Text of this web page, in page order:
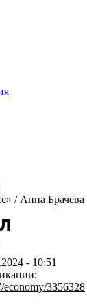
/ Анна Брачева
- 10:51
economy/3356328